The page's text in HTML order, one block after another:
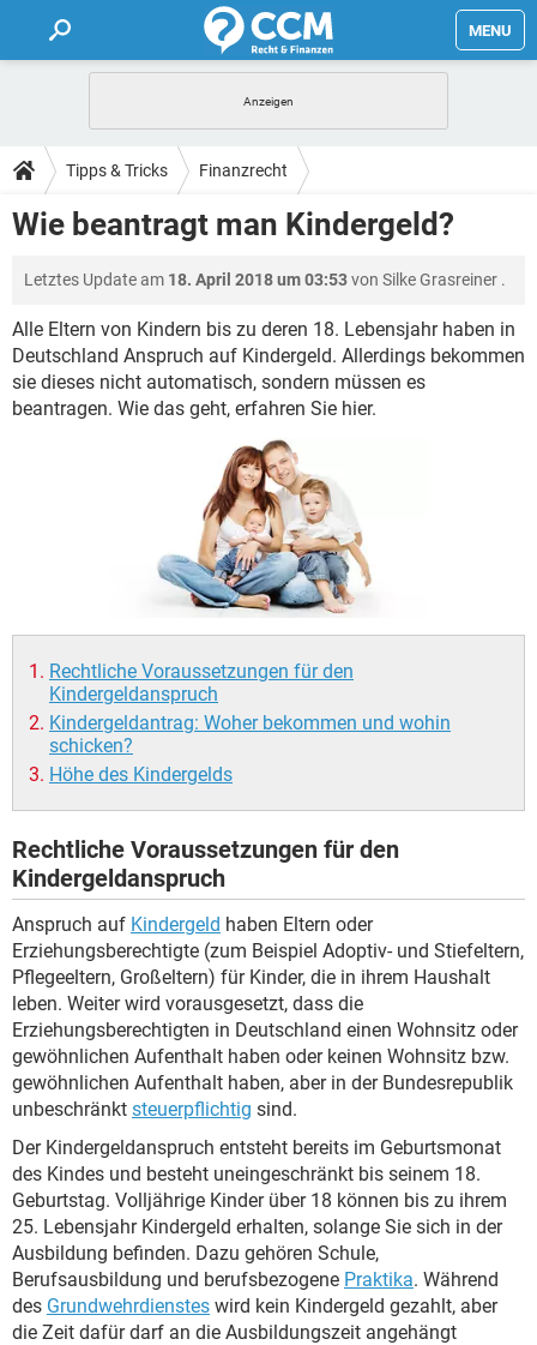
MENU
FORUM
TIPPS
LEXIKON
Tipps & Tricks Finanzrecht
Wie beantragt man Kindergeld?
Letztes Update am 18. April 2018 um 03:53von Silke Grasreiner .
Alle Eltern von Kindern bis zu deren 18. Lebensjahr haben in
Deutschland Anspruch auf Kindergeld. Allerdings bekommen
sie dieses nicht automatisch, sondern müssen es
beantragen. Wie das geht, erfahren Sie hier.
Rechtliche Voraussetzungen für den
Kindergeldanspruch
Kindergeldantrag: Woher bekommen und wohin
schicken?
Höhe des Kindergelds
Rechtliche Voraussetzungen für den
Kindergeldanspruch
Anspruch auf Kindergeld haben Eltern oder
Erziehungsberechtigte (zum Beispiel Adoptiv- und Stiefeltern,
Pflegeeltern, Großeltern) für Kinder, die in ihrem Haushalt
leben. Weiter wird vorausgesetzt, dass die
Erziehungsberechtigten in Deutschland einen Wohnsitz oder
gewöhnlichen Aufenthalt haben oder keinen Wohnsitz bzw.
gewöhnlichen Aufenthalt haben, aber in der Bundesrepublik
unbeschränkt steuerpflichtig sind.
Der Kindergeldanspruch entsteht bereits im Geburtsmonat
des Kindes und besteht uneingeschränkt bis seinem 18.
Geburtstag. Volljährige Kinder über 18 können bis zu ihrem
25. Lebensjahr Kindergeld erhalten, solange Sie sich in der
Ausbildung befinden. Dazu gehören Schule,
Berufsausbildung und berufsbezogene Praktika. Während
des Grundwehrdienstes wird kein Kindergeld gezahlt, aber
die Zeit dafür darf an die Ausbildungszeit angehängt